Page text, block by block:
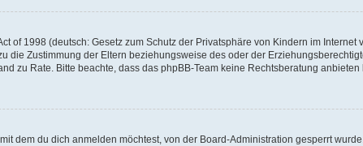
of 1998 (deutsch: Gesetz zum Schutz der Privatsphäre von Kindern im
die Zustimmung der Eltern beziehungsweise des oder der
zu Rate. Bitte beachte, dass das phpBB-Team keine Rechtsberatung
dem du dich anmelden möchtest, von der Board-Administration gesperrt